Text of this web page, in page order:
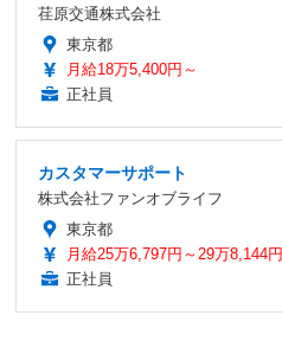
荏原交通株式会社
東京都
月給18万5,400円～
正社員
カスタマーサポート
株式会社ファンオブライフ
東京都
月給25万6,797円～29万8,144円
正社員